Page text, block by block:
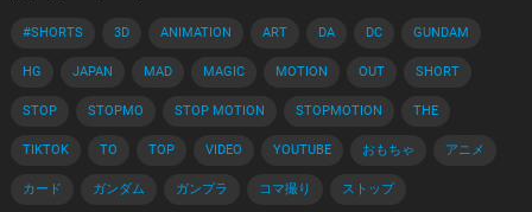
#SHORTS 3D ANIMATION ART DA DC GUNDAM
HG JAPAN MAD MAGIC MOTION OUT SHORT
STOP STOPMO STOP MOTION STOPMOTION THE
TIKTOK TO TOP VIDEO YOUTUBE おもちゃ アニメ
カード ガンダム ガンプラ コマ撮り ストップ